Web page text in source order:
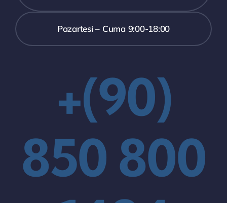
Pazartesi – Cuma 9:00-18:00
+(90)
850 800